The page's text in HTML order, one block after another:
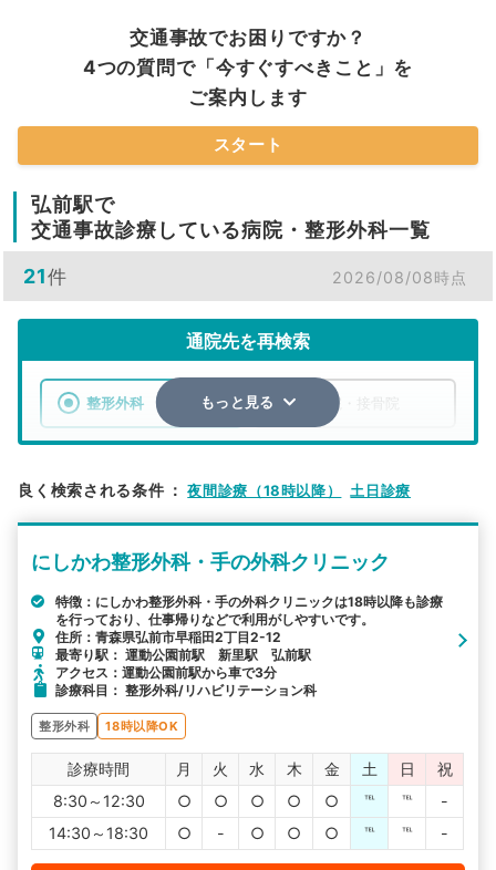
交通事故でお困りですか？
4つの質問で「今すぐすべきこと」を
ご案内します
スタート
弘前駅で
交通事故診療している病院・整形外科一覧
21件 2026/08/08時点
通院先を再検索
整形外科 整骨院・接骨院
検索する
詳細条件で絞り込む
その他の検索方法
駅から探す
もっと見る
良く検索される条件 ： 夜間診療（18時以降） 土日診療
にしかわ整形外科・手の外科クリニック
特徴：にしかわ整形外科・手の外科クリニックは18時以降も診療
を行っており、仕事帰りなどで利用がしやすいです。
住所：青森県弘前市早稲田2丁目2-12
最寄り駅： 運動公園前駅 新里駅 弘前駅
アクセス：運動公園前駅から車で3分
診療科目： 整形外科/リハビリテーション科
整形外科 18時以降OK
診療時間 月 火 水 木 金 土 日
祝
8:30～12:30
○ ○ ○ ○ ○ ℡ ℡
-
14:30～18:30
○ - ○ ○ ○ ℡ ℡ -